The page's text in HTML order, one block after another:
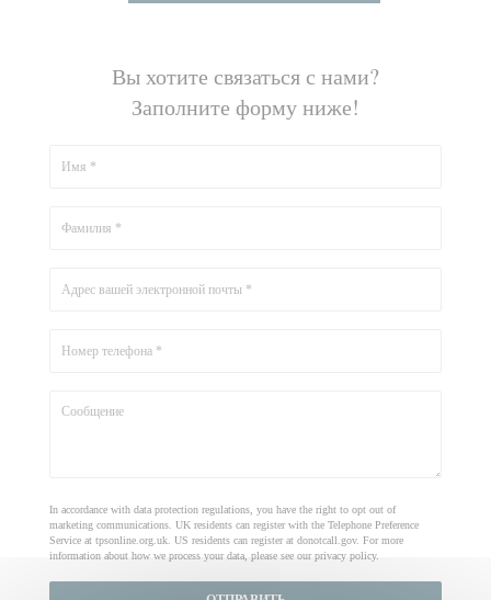
Вы хотите связаться с нами?
Заполните форму ниже!
In accordance with data protection regulations, you have the right to opt out of
marketing communications. UK residents can register with the Telephone Preference
Service at tpsonline.org.uk . US residents can register at donotcall.gov. For more
information about how we process your data, please see ourprivacy policy.